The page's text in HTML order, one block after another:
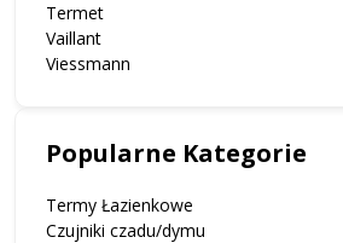
Termet
Vaillant
Viessmann
Popularne Kategorie
Termy Łazienkowe
Czujniki czadu/dymu